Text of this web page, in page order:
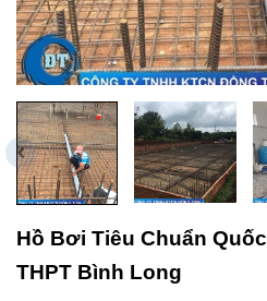
Hồ Bơi Tiêu Chuẩn
THPT Bình Long